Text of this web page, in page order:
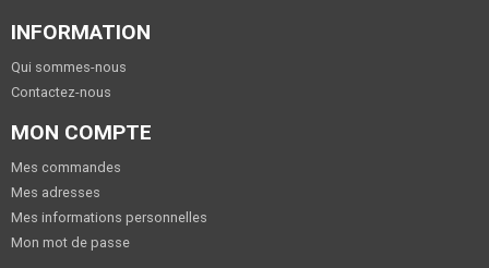
INFORMATION
Qui sommes-nous
Contactez-nous
MON COMPTE
Mes commandes
Mes adresses
Mes informations personnelles
Mon mot de passe